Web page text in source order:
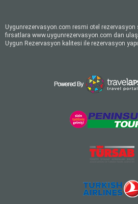
Uygunrezervasyon.com resmi otel rezervasyon
fırsatlara www.uygunrezervasyon.com dan
Uygun Rezervasyon kalitesi ile rezervasyon